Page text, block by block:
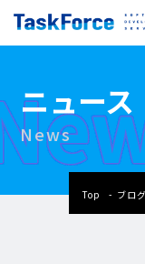
ニュース
News
Top ブログ